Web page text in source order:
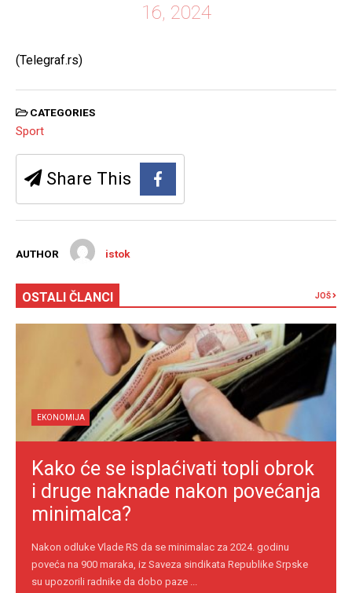
16, 2024
(Telegraf.rs)
CATEGORIES
Sport
Share This
AUTHOR istok
OSTALI ČLANCI JOŠ
EKONOMIJA
Kako će se isplaćivati topli obrok
i druge naknade nakon povećanja
minimalca?
Nakon odluke Vlade RS da se minimalac za 2024. godinu
poveća na 900 maraka, iz Saveza sindikata Republike Srpske
su upozorili radnike da dobo paze ...